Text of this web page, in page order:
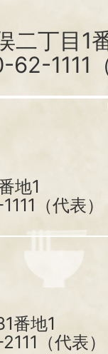
二丁目1
62-1111
地1
（代表）
番地1
（代表）